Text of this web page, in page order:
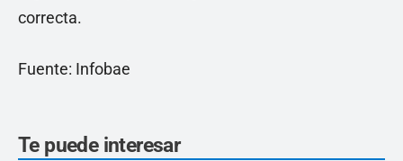
correcta.
Fuente: Infobae
Te puede interesar